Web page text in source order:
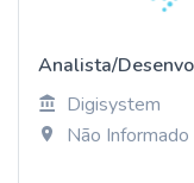
Analista/
Digisystem
Não Informado